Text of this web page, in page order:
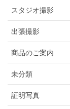
スタジオ撮影
出張撮影
商品のご案内
未分類
証明写真